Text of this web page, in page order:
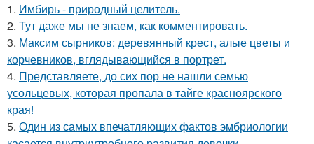
1. Имбирь - природный целитель.
2. Тут даже мы не знаем, как комментировать.
3. Максим сырников: деревянный крест, алые цветы и
корчевников, вглядывающийся в портрет.
4. Представляете, до сих пор не нашли семью
усольцевых, которая пропала в тайге красноярского
края!
5. Один из самых впечатляющих фактов эмбриологии